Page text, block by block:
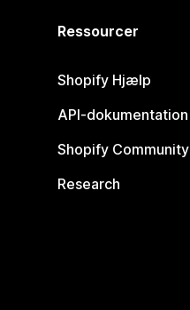
Ressourcer
Shopify Hjælp
API-dokumentation
Shopify Community
Research